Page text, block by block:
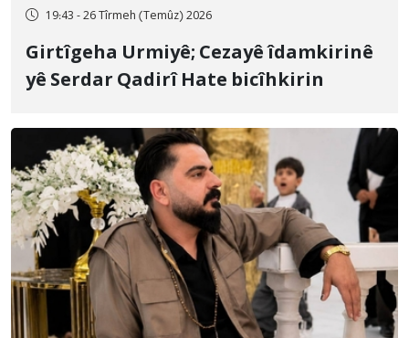
19:43 - 26 Tîrmeh (Temûz) 2026
Girtîgeha Urmiyê; Cezayê îdamkirinê
yê Serdar Qadirî Hate bicîhkirin